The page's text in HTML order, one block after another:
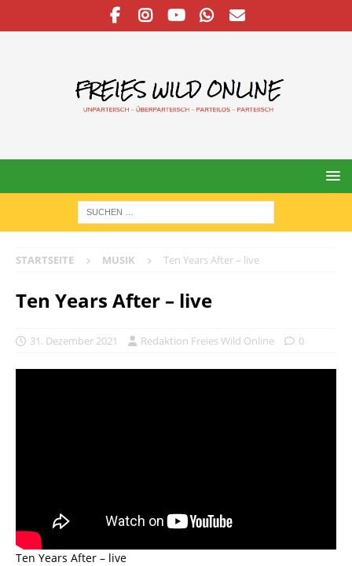
STARTSEITE MUSIK Ten Years After – live
Ten Years After – live
31. Dezember 2021 Redaktion Freies Wild Online 0
Ten Years After – live